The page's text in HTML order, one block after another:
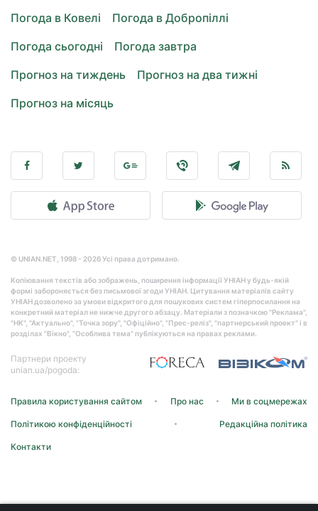
Погода в Ковелі
Погода в Добропіллі
Погода сьогодні
Погода завтра
Прогноз на тиждень
Прогноз на два тижні
Прогноз на місяць
© UNIAN.NET, 1998 - 2026 Усі права дотримано.
Копіювання текстів або зображень, поширення інформації УНІАН у будь-якій
формі забороняється без письмової згоди УНІАН. Цитування матеріалів сайту
УНІАН дозволено за умови відкритого для пошукових систем гіперпосилання на
конкретний матеріал не нижче другого абзацу. Матеріали з позначкою "Реклама",
"НК", "Актуально", "Точка зору", "Офіційно", "Прес-реліз", "партнерський проект" і в
розділах "Вікно", "Особлива тема" публікуються на правах реклами.
Партнери проекту
unian.ua/pogoda:
Правила користування сайтом Про нас Ми в соцмережах
Політикою конфіденційності Редакційна політика
Контакти